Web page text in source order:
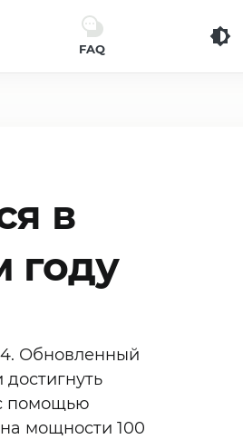
FAQ
в
году
Обновленный
помощью
мощности 100